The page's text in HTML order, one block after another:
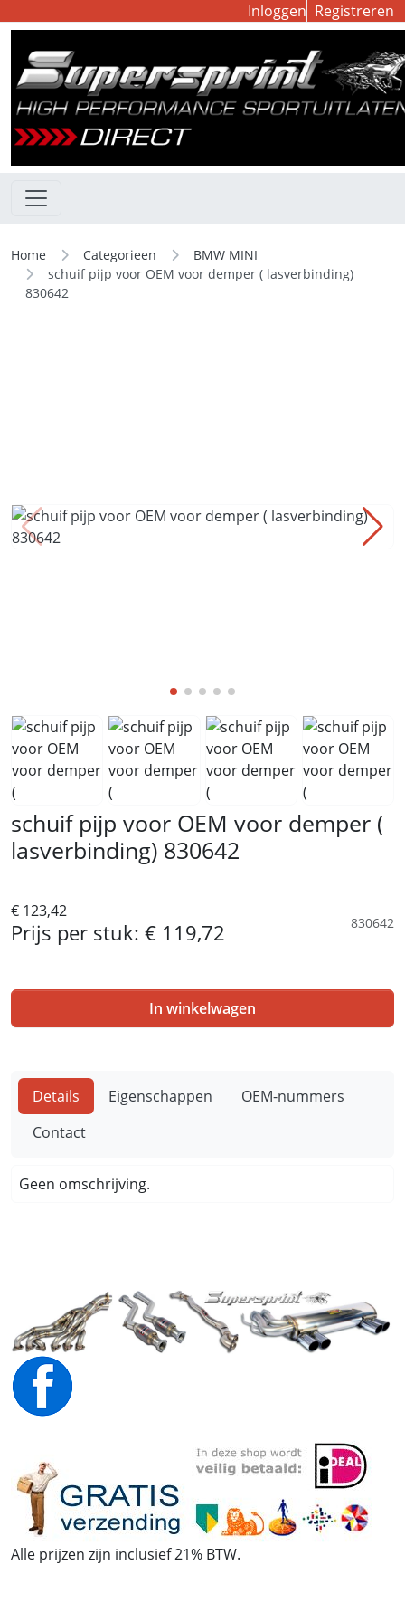
Inloggen Registreren
Home Categorieen
BMW MINI
schuif pijp voor OEM voor demper ( lasverbinding)
830642
schuif pijp voor OEM voor demper (
lasverbinding) 830642
€ 123,42
Prijs per stuk: € 119,72 830642
In winkelwagen
Details Eigenschappen
OEM-nummers
Contact
Geen omschrijving.
Alle prijzen zijn inclusief 21% BTW.